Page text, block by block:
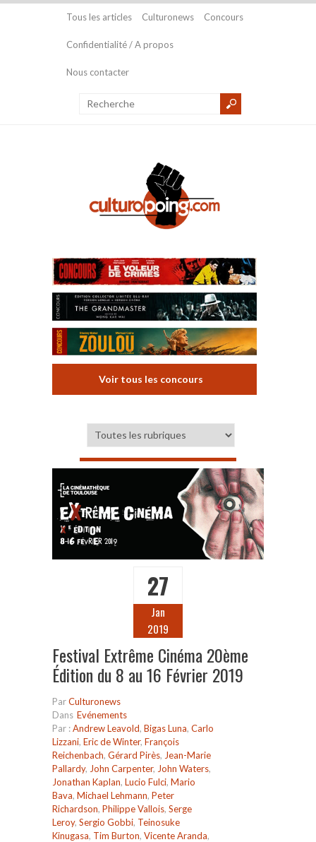
Tous les articles Culturonews Concours
Confidentialité / A propos
Nous contacter
Voir tous les concours
27
Jan
2019
Festival Extrême Cinéma 20ème
Édition du 8 au 16 Février 2019
ParCulturonews
Dans Evénements
Par :Andrew Leavold, Bigas Luna, Carlo
Lizzani, Eric de Winter, François
Reichenbach, Gérard Pirès, Jean-Marie
Pallardy, John Carpenter, John Waters,
Jonathan Kaplan, Lucio Fulci, Mario
Bava, Michael Lehmann, Peter
Richardson, Philippe Vallois, Serge
Leroy, Sergio Gobbi, Teinosuke
Kinugasa, Tim Burton, Vicente Aranda,